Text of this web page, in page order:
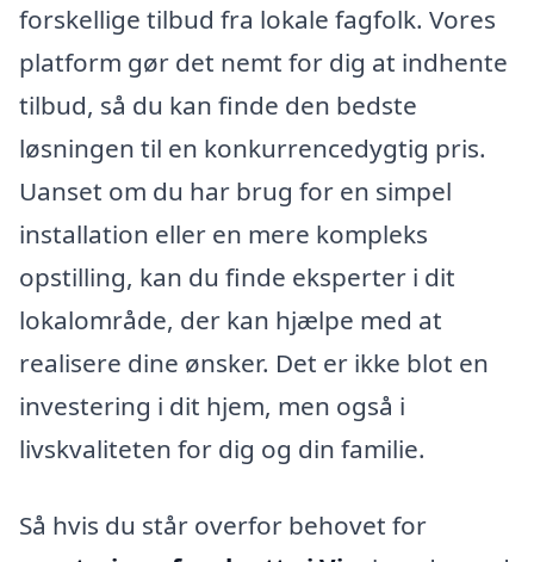
forskellige tilbud fra lokale fagfolk. Vores
platform gør det nemt for dig at indhente
tilbud, så du kan finde den bedste
løsningen til en konkurrencedygtig pris.
Uanset om du har brug for en simpel
installation eller en mere kompleks
opstilling, kan du finde eksperter i dit
lokalområde, der kan hjælpe med at
realisere dine ønsker. Det er ikke blot en
investering i dit hjem, men også i
livskvaliteten for dig og din familie.
Så hvis du står overfor behovet for